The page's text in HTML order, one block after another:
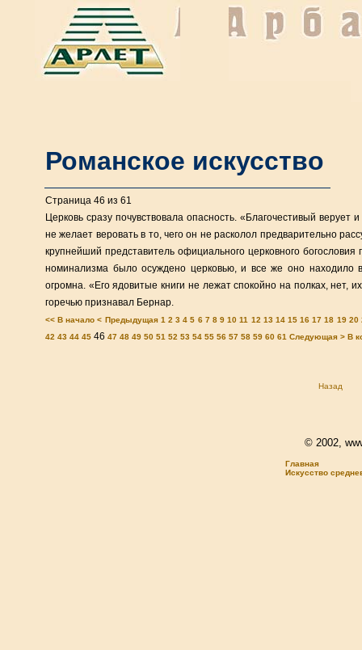
Романское искусство
Страница 46 из 61
Церковь сразу почувствовала опасность. «Благочестивый
не желает веровать в то, чего он не расколол предварительно
крупнейший представитель официального церковного
номинализма было осуждено церковью, и все же оно находило
огромна. «Его ядовитые книги не лежат спокойно на полках, нет,
горечью признавал Бернар.
<< В начало < Предыдущая 1 2 3 4 5 6 7 8 9 10 11 12 13 14 15 16 17 18 19 20
42 43 44 45 46 47 48 49 50 51 52 53 54 55 56 57 58 59 60 61 Следующая > В
Назад
© 2002,
Главная
Искусство